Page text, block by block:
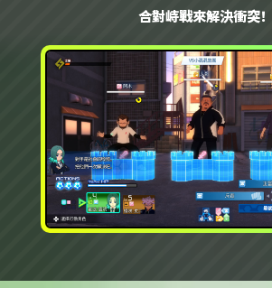
合對峙戰來解決衝突！